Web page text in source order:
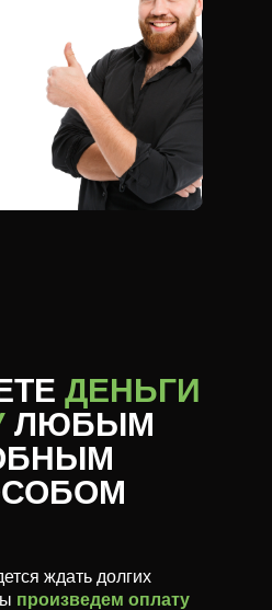
ждать долгих
произведем оплату
ДЕНЬГИ
ЛЮБЫМ